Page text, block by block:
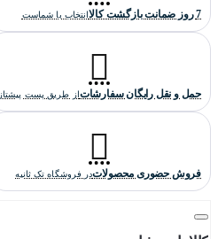
7 روز ضمانت بازگشت کالا انتخاب با شماست
حمل و نقل رایگان سفارشاتاز طریق پست پیشتاز
فروش حضوری محصولاتدر فروشگاه تک ثانیه